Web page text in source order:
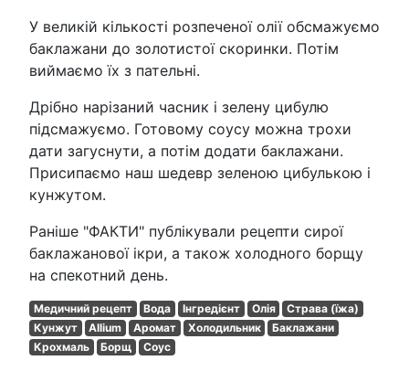
У великій кількості розпеченої олії обсмажуємо
баклажани до золотистої скоринки. Потім
виймаємо їх з пательні.
Дрібно нарізаний часник і зелену цибулю
підсмажуємо. Готовому соусу можна трохи
дати загуснути, а потім додати баклажани.
Присипаємо наш шедевр зеленою цибулькою і
кунжутом.
Раніше "ФАКТИ" публікували рецепти сирої
баклажанової ікри, а також холодного борщу
на спекотний день.
Медичний рецепт Вода Інгредієнт Олія
Страва (їжа)
Кунжут
Allium Аромат Холодильник
Баклажани
Крохмаль
Борщ Соус